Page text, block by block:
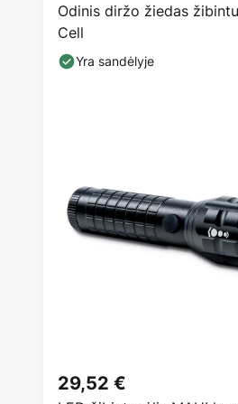
Odinis diržo žiedas
Cell
Yra sandėlyje
29,52 €